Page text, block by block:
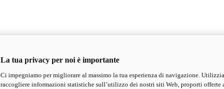
La tua privacy per noi è importante
Ci impegniamo per migliorare al massimo la tua esperienza di navigazione.
raccogliere informazioni statistiche sull’utilizzo dei nostri siti Web, proporti offerte